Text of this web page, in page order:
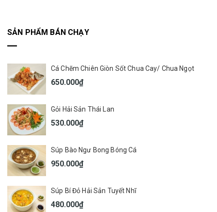
SẢN PHẨM BÁN CHẠY
Cá Chẽm Chiên Giòn Sốt Chua Cay/ Chua Ngọt
650.000₫
Gỏi Hải Sản Thái Lan
530.000₫
Súp Bào Ngư Bong Bóng Cá
950.000₫
Súp Bí Đỏ Hải Sản Tuyết Nhĩ
480.000₫